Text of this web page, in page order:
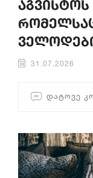
31.07.2026
ᲓᲐᲢᲝᲕᲔ